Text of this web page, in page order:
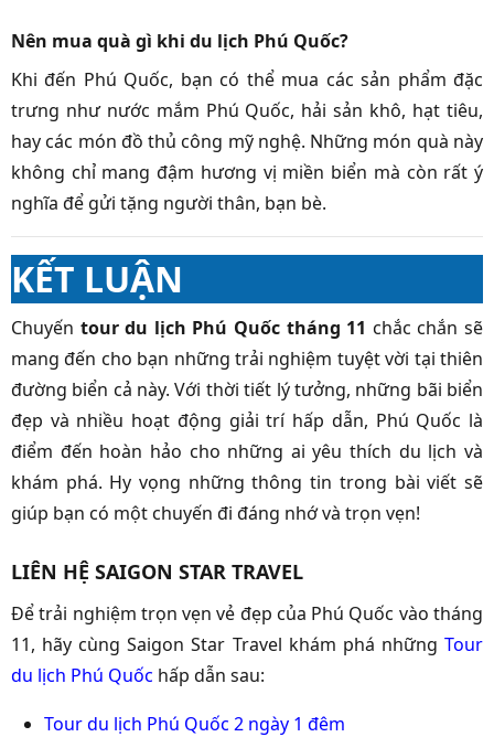
Nên mua quà gì khi du lịch Phú Quốc?
Khi đến Phú Quốc, bạn có thể mua các sản phẩm đặc
trưng như nước mắm Phú Quốc, hải sản khô, hạt tiêu,
hay các món đồ thủ công mỹ nghệ. Những món quà này
không chỉ mang đậm hương vị miền biển mà còn rất ý
nghĩa để gửi tặng người thân, bạn bè.
KẾT LUẬN
Chuyến tour du lịch Phú Quốc tháng 11 chắc chắn sẽ
mang đến cho bạn những trải nghiệm tuyệt vời tại thiên
đường biển cả này. Với thời tiết lý tưởng, những bãi biển
đẹp và nhiều hoạt động giải trí hấp dẫn, Phú Quốc là
điểm đến hoàn hảo cho những ai yêu thích du lịch và
khám phá. Hy vọng những thông tin trong bài viết sẽ
giúp bạn có một chuyến đi đáng nhớ và trọn vẹn!
LIÊN HỆ SAIGON STAR TRAVEL
Để trải nghiệm trọn vẹn vẻ đẹp của Phú Quốc vào tháng
11, hãy cùng Saigon Star Travel khám phá những Tour
du lịch Phú Quốc hấp dẫn sau:
Tour du lịch Phú Quốc 2 ngày 1 đêm